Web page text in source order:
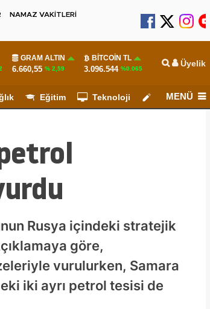
NAMAZ VAKİTLERİ
GRAM ALTIN
6.660,55 % 2,59
BITCOIN TL
3.096.544 %0.065 Üyelik
Eğitim Teknoloji Köşe Yazarları
MENÜ
Rusya içindeki stratejik
göre,
vurulurken, Samara
iki ayrı petrol tesisi de